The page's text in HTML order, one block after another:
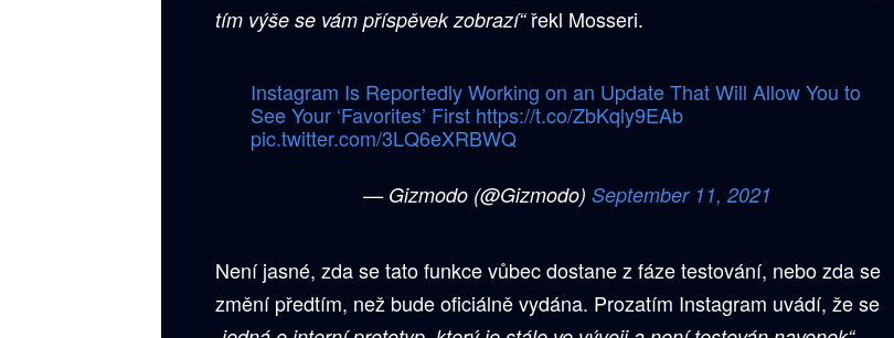
tím výše se vám příspěvek zobrazí“řekl Mosseri.
Instagram Is Reportedly Working on an Update That Will Allow You to
See Your ‘Favorites’ First https://t.co/ZbKqly9EAb
pic.twitter.com/3LQ6eXRBWQ
— Gizmodo (@Gizmodo) September 11, 2021
Není jasné, zda se tato funkce vůbec dostane z fáze testování, nebo zda se
změní předtím, než bude oficiálně vydána. Prozatím Instagram uvádí, že se